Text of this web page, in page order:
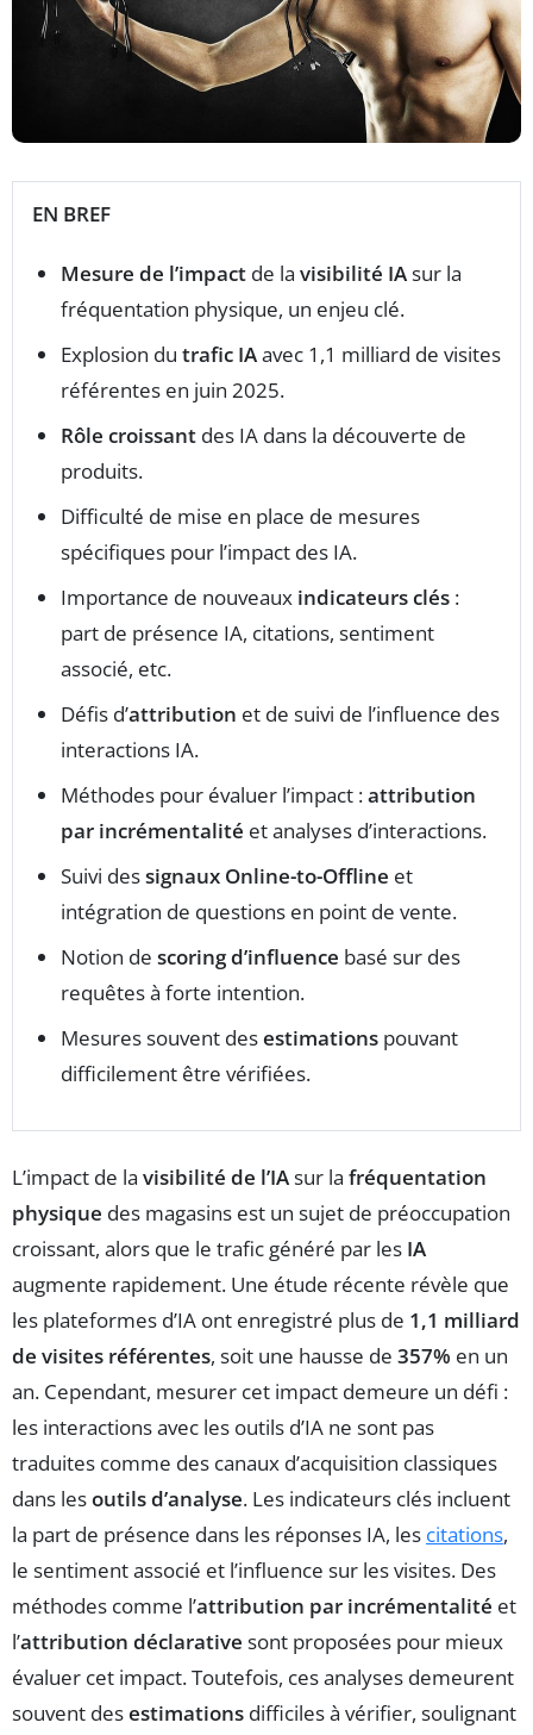
EN BREF
Mesure de l’impact de la visibilité IAsur la
fréquentation physique, un enjeu clé.
Explosion du trafic IAavec 1,1 milliard de visites
référentes en juin 2025.
Rôle croissant des IA dans la découverte de
produits.
Difficulté de mise en place de mesures
spécifiques pour l’impact des IA.
Importance de nouveaux indicateurs clés :
part de présence IA, citations, sentiment
associé, etc.
Défis d’attribution et de suivi de l’influence des
interactions IA.
Méthodes pour évaluer l’impact :attribution
par incrémentalité et analyses d’interactions.
Suivi dessignaux Online-to-Offline et
intégration de questions en point de vente.
Notion de scoring d’influence basé sur des
requêtes à forte intention.
Mesures souvent desestimations pouvant
difficilement être vérifiées.
L’impact de la visibilité de l’IAsur la fréquentation
physique des magasins est un sujet de préoccupation
croissant, alors que le trafic généré par les IA
augmente rapidement. Une étude récente révèle que
les plateformes d’IA ont enregistré plus de 1,1 milliard
de visites référentes, soit une hausse de 357% en un
an. Cependant, mesurer cet impact demeure un défi :
les interactions avec les outils d’IA ne sont pas
traduites comme des canaux d’acquisition classiques
dans lesoutils d’analyse. Les indicateurs clés incluent
la part de présence dans les réponses IA, les citations,
le sentiment associé et l’influence sur les visites. Des
méthodes comme l’attribution par incrémentalité et
l’attribution déclarative sont proposées pour mieux
évaluer cet impact. Toutefois, ces analyses demeurent
souvent desestimations difficiles à vérifier, soulignant